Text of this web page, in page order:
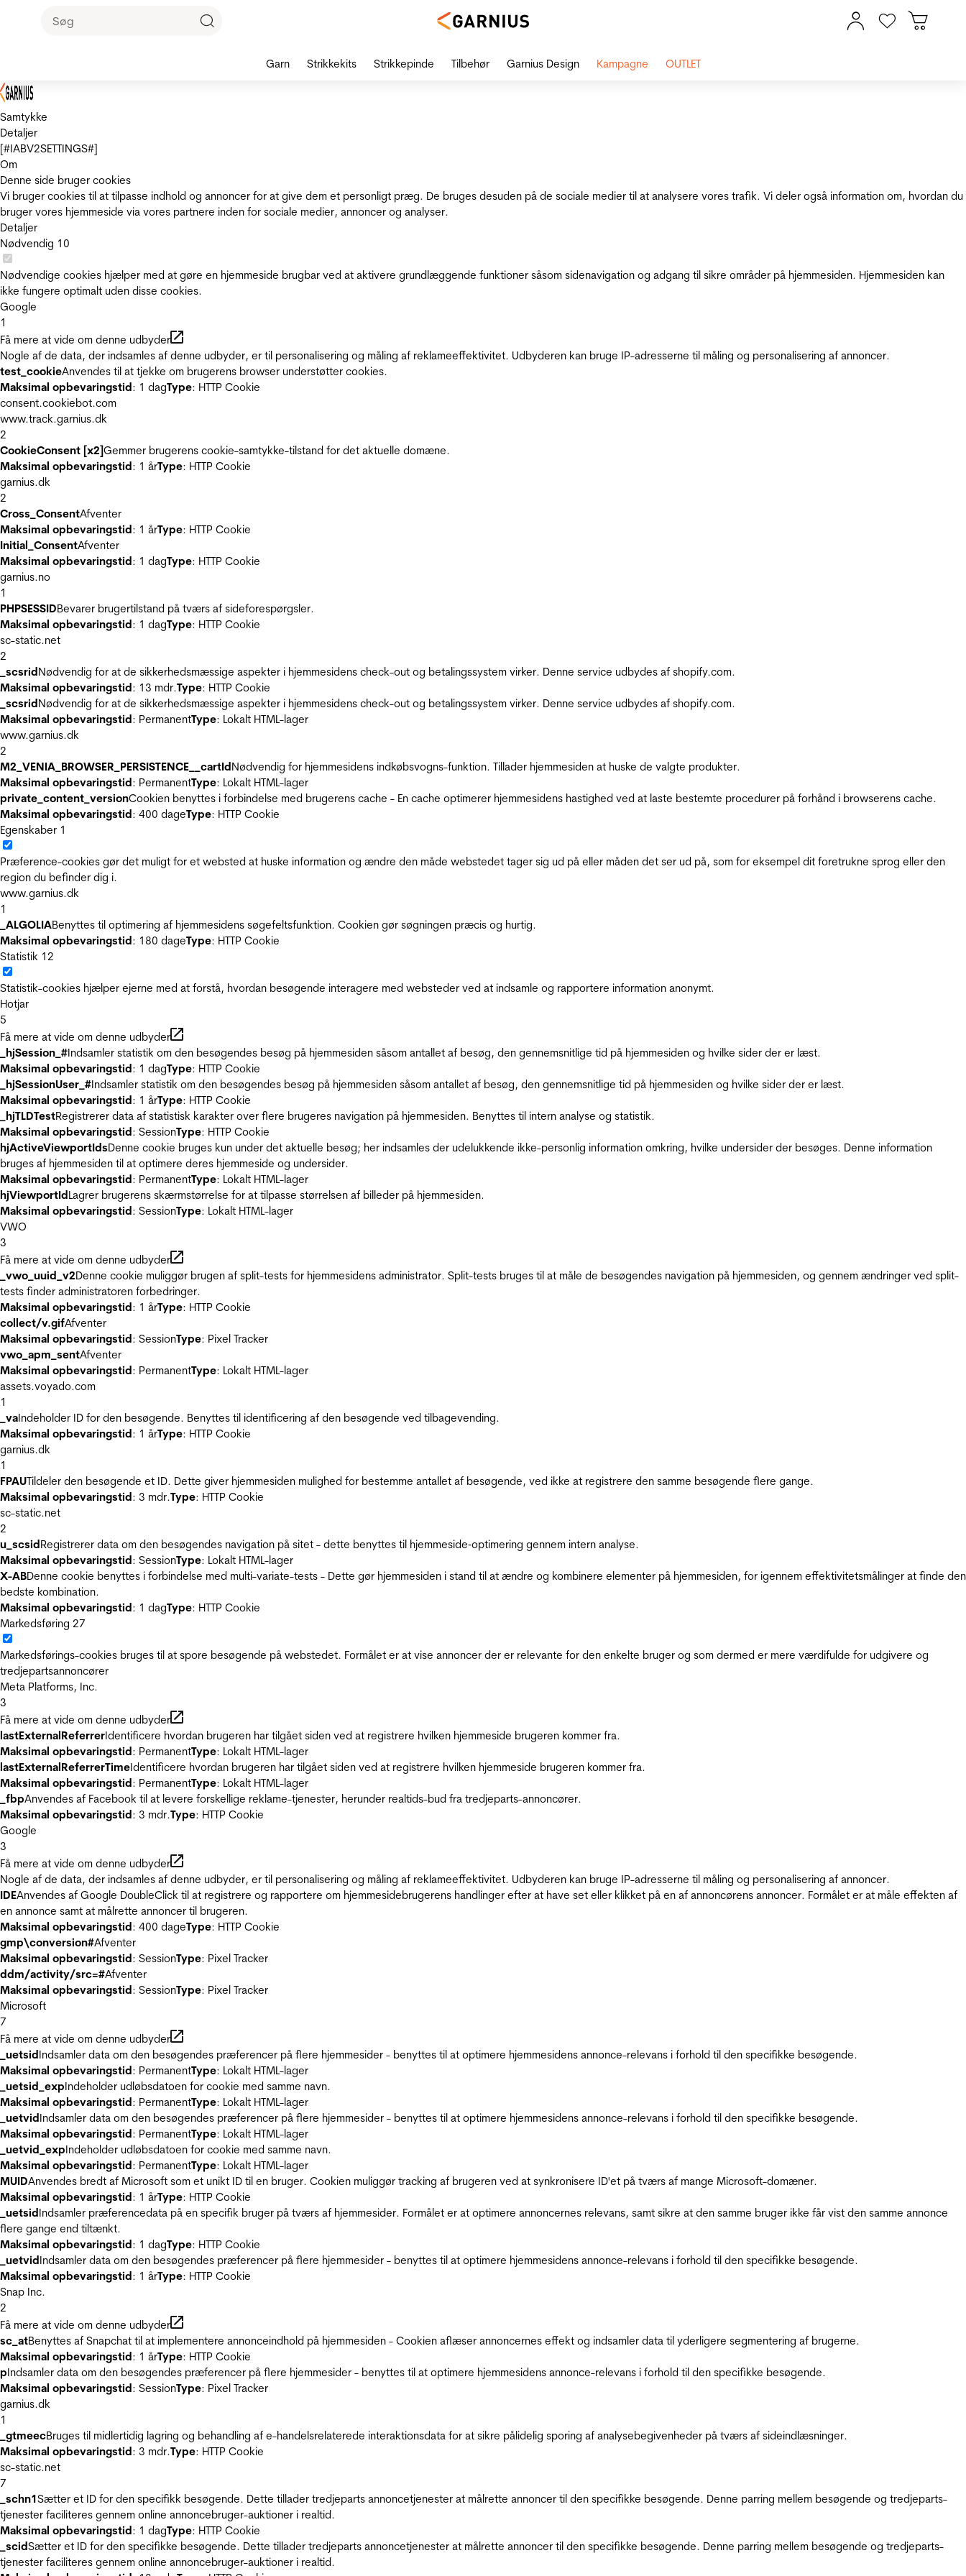
Samtykke
Detaljer
[#IABV2SETTINGS#]
Om
Denne side bruger cookies
Vi bruger cookies til at tilpasse indhold og annoncer for at give dem et personligt præg. De bruges desuden på de sociale medier til at analysere vores trafik. Vi deler også information om, hvordan du
bruger vores hjemmeside via vores partnere inden for sociale medier, annoncer og analyser.
Detaljer
Nødvendig 10
Nødvendige cookies hjælper med at gøre en hjemmeside brugbar ved at aktivere grundlæggende funktioner såsom sidenavigation og adgang til sikre områder på hjemmesiden. Hjemmesiden kan
ikke fungere optimalt uden disse cookies.
Google
1
Få mere at vide om denne udbyder
Nogle af de data, der indsamles af denne udbyder, er til personalisering og måling af reklameeffektivitet. Udbyderen kan bruge IP-adresserne til måling og personalisering af annoncer.
test_cookieAnvendes til at tjekke om brugerens browser understøtter cookies.
Maksimal opbevaringstid: 1 dagType: HTTP Cookie
consent.cookiebot.com
www.track.garnius.dk
2
CookieConsent [x2]Gemmer brugerens cookie-samtykke-tilstand for det aktuelle domæne.
Maksimal opbevaringstid: 1 årType: HTTP Cookie
garnius.dk
2
Cross_ConsentAfventer
Maksimal opbevaringstid: 1 årType: HTTP Cookie
Initial_ConsentAfventer
Maksimal opbevaringstid: 1 dagType: HTTP Cookie
garnius.no
1
PHPSESSIDBevarer brugertilstand på tværs af sideforespørgsler.
Maksimal opbevaringstid: 1 dagType: HTTP Cookie
sc-static.net
2
_scsridNødvendig for at de sikkerhedsmæssige aspekter i hjemmesidens check-out og betalingssystem virker. Denne service udbydes af shopify.com.
Maksimal opbevaringstid: 13 mdr.Type: HTTP Cookie
_scsridNødvendig for at de sikkerhedsmæssige aspekter i hjemmesidens check-out og betalingssystem virker. Denne service udbydes af shopify.com.
Maksimal opbevaringstid: PermanentType: Lokalt HTML-lager
www.garnius.dk
2
M2_VENIA_BROWSER_PERSISTENCE__cartIdNødvendig for hjemmesidens indkøbsvogns-funktion. Tillader hjemmesiden at huske de valgte produkter.
Maksimal opbevaringstid: PermanentType: Lokalt HTML-lager
private_content_versionCookien benyttes i forbindelse med brugerens cache - En cache optimerer hjemmesidens hastighed ved at laste bestemte procedurer på forhånd i browserens cache.
Maksimal opbevaringstid: 400 dageType: HTTP Cookie
Egenskaber 1
Præference-cookies gør det muligt for et websted at huske information og ændre den måde webstedet tager sig ud på eller måden det ser ud på, som for eksempel dit foretrukne sprog eller den
region du befinder dig i.
www.garnius.dk
1
_ALGOLIABenyttes til optimering af hjemmesidens søgefeltsfunktion. Cookien gør søgningen præcis og hurtig.
Maksimal opbevaringstid: 180 dageType: HTTP Cookie
Statistik 12
Statistik-cookies hjælper ejerne med at forstå, hvordan besøgende interagere med websteder ved at indsamle og rapportere information anonymt.
Hotjar
5
Få mere at vide om denne udbyder
_hjSession_#Indsamler statistik om den besøgendes besøg på hjemmesiden såsom antallet af besøg, den gennemsnitlige tid på hjemmesiden og hvilke sider der er læst.
Maksimal opbevaringstid: 1 dagType: HTTP Cookie
_hjSessionUser_#Indsamler statistik om den besøgendes besøg på hjemmesiden såsom antallet af besøg, den gennemsnitlige tid på hjemmesiden og hvilke sider der er læst.
Maksimal opbevaringstid: 1 årType: HTTP Cookie
_hjTLDTestRegistrerer data af statistisk karakter over flere brugeres navigation på hjemmesiden. Benyttes til intern analyse og statistik.
Maksimal opbevaringstid: SessionType: HTTP Cookie
hjActiveViewportIdsDenne cookie bruges kun under det aktuelle besøg; her indsamles der udelukkende ikke-personlig information omkring, hvilke undersider der besøges. Denne information
bruges af hjemmesiden til at optimere deres hjemmeside og undersider.
Maksimal opbevaringstid: PermanentType: Lokalt HTML-lager
hjViewportIdLagrer brugerens skærmstørrelse for at tilpasse størrelsen af billeder på hjemmesiden.
Maksimal opbevaringstid: SessionType: Lokalt HTML-lager
VWO
3
Få mere at vide om denne udbyder
_vwo_uuid_v2Denne cookie muliggør brugen af split-tests for hjemmesidens administrator. Split-tests bruges til at måle de besøgendes navigation på hjemmesiden, og gennem ændringer ved split-
tests finder administratoren forbedringer.
Maksimal opbevaringstid: 1 årType: HTTP Cookie
collect/v.gifAfventer
Maksimal opbevaringstid: SessionType: Pixel Tracker
vwo_apm_sentAfventer
Maksimal opbevaringstid: PermanentType: Lokalt HTML-lager
assets.voyado.com
1
_vaIndeholder ID for den besøgende. Benyttes til identificering af den besøgende ved tilbagevending.
Maksimal opbevaringstid: 1 årType: HTTP Cookie
garnius.dk
1
FPAUTildeler den besøgende et ID. Dette giver hjemmesiden mulighed for bestemme antallet af besøgende, ved ikke at registrere den samme besøgende flere gange.
Maksimal opbevaringstid: 3 mdr.Type: HTTP Cookie
sc-static.net
2
u_scsidRegistrerer data om den besøgendes navigation på sitet - dette benyttes til hjemmeside‐optimering gennem intern analyse.
Maksimal opbevaringstid: SessionType: Lokalt HTML-lager
X-ABDenne cookie benyttes i forbindelse med multi-variate-tests - Dette gør hjemmesiden i stand til at ændre og kombinere elementer på hjemmesiden, for igennem effektivitetsmålinger at finde den
bedste kombination.
Maksimal opbevaringstid: 1 dagType: HTTP Cookie
Markedsføring 27
Markedsførings-cookies bruges til at spore besøgende på webstedet. Formålet er at vise annoncer der er relevante for den enkelte bruger og som dermed er mere værdifulde for udgivere og
tredjepartsannoncører
Meta Platforms, Inc.
3
Få mere at vide om denne udbyder
lastExternalReferrerIdentificere hvordan brugeren har tilgået siden ved at registrere hvilken hjemmeside brugeren kommer fra.
Maksimal opbevaringstid: PermanentType: Lokalt HTML-lager
lastExternalReferrerTimeIdentificere hvordan brugeren har tilgået siden ved at registrere hvilken hjemmeside brugeren kommer fra.
Maksimal opbevaringstid: PermanentType: Lokalt HTML-lager
_fbpAnvendes af Facebook til at levere forskellige reklame-tjenester, herunder realtids-bud fra tredjeparts-annoncører.
Maksimal opbevaringstid: 3 mdr.Type: HTTP Cookie
Google
3
Få mere at vide om denne udbyder
Nogle af de data, der indsamles af denne udbyder, er til personalisering og måling af reklameeffektivitet. Udbyderen kan bruge IP-adresserne til måling og personalisering af annoncer.
IDEAnvendes af Google DoubleClick til at registrere og rapportere om hjemmesidebrugerens handlinger efter at have set eller klikket på en af annoncørens annoncer. Formålet er at måle effekten af
en annonce samt at målrette annoncer til brugeren.
Maksimal opbevaringstid: 400 dageType: HTTP Cookie
gmp\conversion#Afventer
Maksimal opbevaringstid: SessionType: Pixel Tracker
ddm/activity/src=#Afventer
Maksimal opbevaringstid: SessionType: Pixel Tracker
Microsoft
7
Få mere at vide om denne udbyder
_uetsidIndsamler data om den besøgendes præferencer på flere hjemmesider - benyttes til at optimere hjemmesidens annonce-relevans i forhold til den specifikke besøgende.
Maksimal opbevaringstid: PermanentType: Lokalt HTML-lager
_uetsid_expIndeholder udløbsdatoen for cookie med samme navn.
Maksimal opbevaringstid: PermanentType: Lokalt HTML-lager
_uetvidIndsamler data om den besøgendes præferencer på flere hjemmesider - benyttes til at optimere hjemmesidens annonce-relevans i forhold til den specifikke besøgende.
Maksimal opbevaringstid: PermanentType: Lokalt HTML-lager
_uetvid_expIndeholder udløbsdatoen for cookie med samme navn.
Maksimal opbevaringstid: PermanentType: Lokalt HTML-lager
MUIDAnvendes bredt af Microsoft som et unikt ID til en bruger. Cookien muliggør tracking af brugeren ved at synkronisere ID'et på tværs af mange Microsoft-domæner.
Maksimal opbevaringstid: 1 årType: HTTP Cookie
_uetsidIndsamler præferencedata på en specifik bruger på tværs af hjemmesider. Formålet er at optimere annoncernes relevans, samt sikre at den samme bruger ikke får vist den samme annonce
flere gange end tiltænkt.
Maksimal opbevaringstid: 1 dagType: HTTP Cookie
_uetvidIndsamler data om den besøgendes præferencer på flere hjemmesider - benyttes til at optimere hjemmesidens annonce-relevans i forhold til den specifikke besøgende.
Maksimal opbevaringstid: 1 årType: HTTP Cookie
Snap Inc.
2
Få mere at vide om denne udbyder
sc_atBenyttes af Snapchat til at implementere annonceindhold på hjemmesiden - Cookien aflæser annoncernes effekt og indsamler data til yderligere segmentering af brugerne.
Maksimal opbevaringstid: 1 årType: HTTP Cookie
pIndsamler data om den besøgendes præferencer på flere hjemmesider - benyttes til at optimere hjemmesidens annonce-relevans i forhold til den specifikke besøgende.
Maksimal opbevaringstid: SessionType: Pixel Tracker
garnius.dk
1
_gtmeecBruges til midlertidig lagring og behandling af e-handelsrelaterede interaktionsdata for at sikre pålidelig sporing af analysebegivenheder på tværs af sideindlæsninger.
Maksimal opbevaringstid: 3 mdr.Type: HTTP Cookie
sc-static.net
7
_schn1Sætter et ID for den specifikk besøgende. Dette tillader tredjeparts annoncetjenester at målrette annoncer til den specifikke besøgende. Denne parring mellem besøgende og tredjeparts-
tjenester faciliteres gennem online annoncebruger-auktioner i realtid.
Maksimal opbevaringstid: 1 dagType: HTTP Cookie
_scidSætter et ID for den specifikke besøgende. Dette tillader tredjeparts annoncetjenester at målrette annoncer til den specifikke besøgende. Denne parring mellem besøgende og tredjeparts-
tjenester faciliteres gennem online annoncebruger-auktioner i realtid.
Garn Strikkekits Strikkepinde Tilbehør Garnius Design Kampagne OUTLET